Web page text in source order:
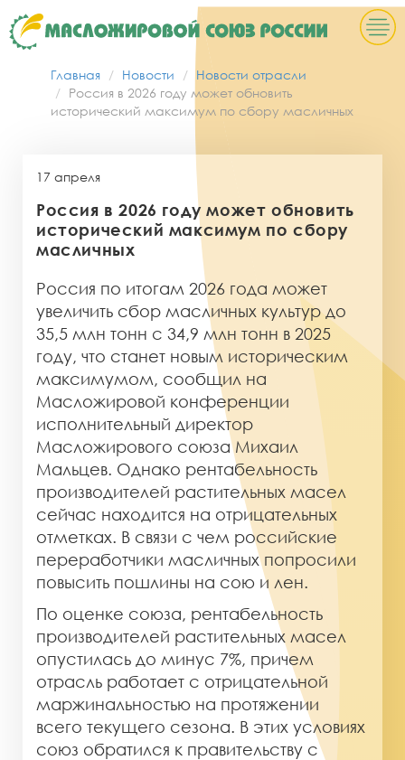
Главная Новости
Новости отрасли
Россия в 2026 году может обновить
исторический максимум по сбору масличных
17 апреля
Россия в 2026 году может обновить
исторический максимум по сбору
масличных
Россия по итогам 2026 года может
увеличить сбор масличных культур до
35,5 млн тонн с 34,9 млн тонн в 2025
году, что станет новым историческим
максимумом, сообщил на
Масложировой конференции
исполнительный директор
Масложирового союза Михаил
Мальцев. Однако рентабельность
производителей растительных масел
сейчас находится на отрицательных
отметках. В связи с чем российские
переработчики масличных попросили
повысить пошлины на сою и лен.
По оценке союза, рентабельность
производителей растительных масел
опустилась до минус 7%, причем
отрасль работает с отрицательной
маржинальностью на протяжении
всего текущего сезона. В этих условиях
союз обратился к правительству с